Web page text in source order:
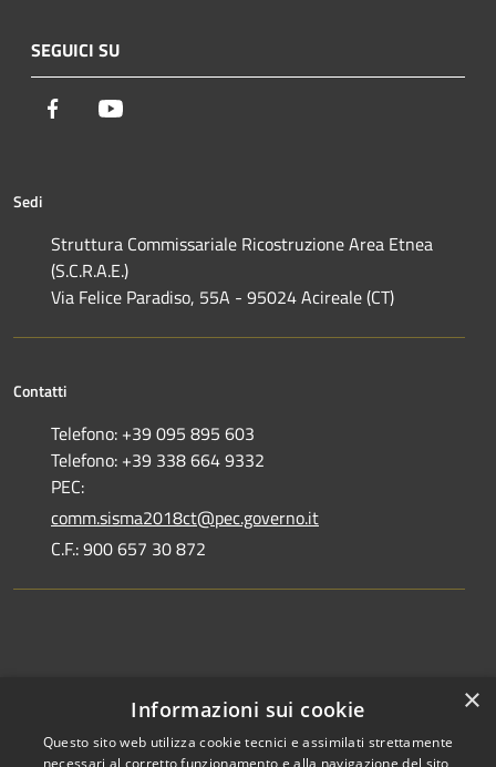
SEGUICI SU
Facebook
Sedi
Struttura Commissariale Ricostruzione Area Etnea
(S.C.R.A.E.)
Via Felice Paradiso, 55A - 95024 Acireale (CT)
Contatti
Telefono: +39 095 895 603
Telefono: +39 338 664 9332
PEC:
comm.sisma2018ct@pec.governo.it
C.F.: 900 657 30 872
Dichiarazione di accessibilità
×
Informazioni sui cookie
Questo sito web utilizza cookie tecnici e assimilati strettamente
necessari al corretto funzionamento e alla navigazione del sito,